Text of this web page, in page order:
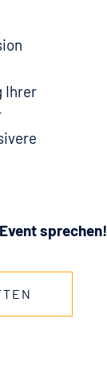
Ihrer
sprechen!